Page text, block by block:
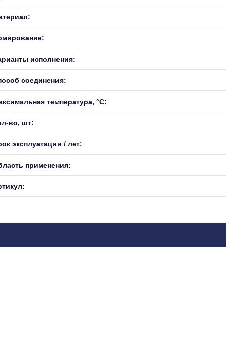
исполнения:
соединения:
температура, °С:
во, шт:
эксплуатации / лет:
применения: